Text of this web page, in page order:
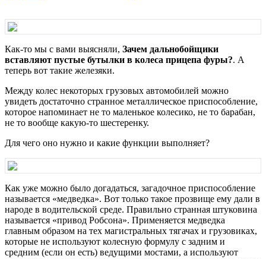
Как-то мы с вами выясняли, Зачем дальнобойщики
вставляют пустые бутылки в колеса прицепа фуры?. А
теперь вот такие железяки.
Между колес некоторых грузовых автомобилей можно
увидеть достаточно странное металлическое приспособление,
которое напоминает не то маленькое колесико, не то барабан,
не то вообще какую-то шестеренку.
Для чего оно нужно и какие функции выполняет?
Как уже можно было догадаться, загадочное приспособление
называется «медведка». Вот только такое прозвище ему дали в
народе в водительской среде. Правильно странная штуковина
называется «привод Робсона». Применяется медведка
главным образом на тех магистральных тягачах и грузовиках,
которые не используют колесную формулу с задним и
средним (если он есть) ведущими мостами, а используют